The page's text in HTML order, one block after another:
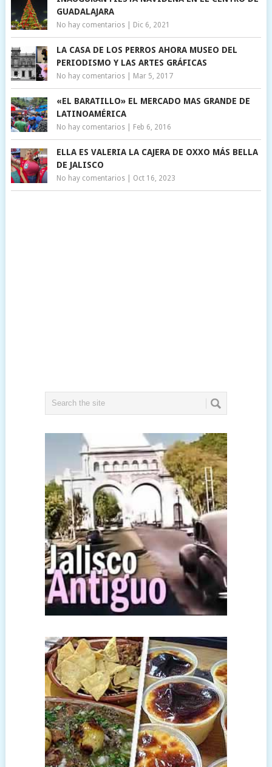
GUADALAJARA
No hay comentarios| Dic 6, 2021
LA CASA DE LOS PERROS AHORA MUSEO DEL
PERIODISMO Y LAS ARTES GRÁFICAS
No hay comentarios| Mar 5, 2017
«EL BARATILLO» EL MERCADO MAS GRANDE DE
LATINOAMÉRICA
No hay comentarios| Feb 6, 2016
ELLA ES VALERIA LA CAJERA DE OXXO MÁS BELLA
DE JALISCO
No hay comentarios| Oct 16, 2023